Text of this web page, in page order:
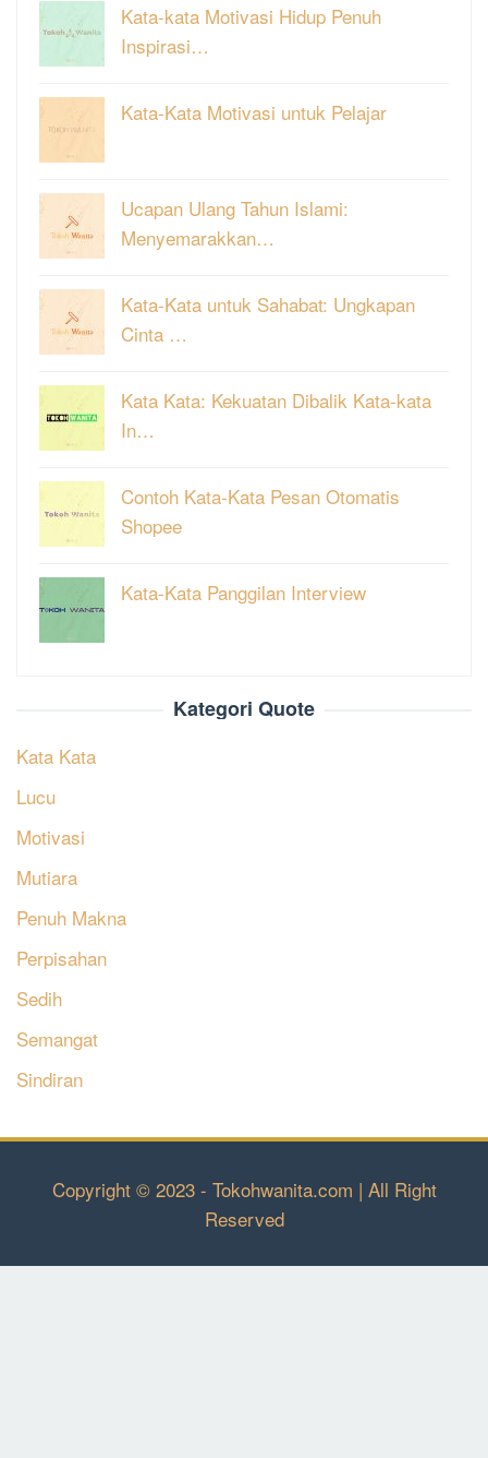
Kata-kata Motivasi Hidup Penuh
Inspirasi…
Kata-Kata Motivasi untuk Pelajar
Ucapan Ulang Tahun Islami:
Menyemarakkan…
Kata-Kata untuk Sahabat: Ungkapan
Cinta …
Kata Kata: Kekuatan Dibalik Kata-kata
In…
Contoh Kata-Kata Pesan Otomatis
Shopee
Kata-Kata Panggilan Interview
Kategori Quote
Kata Kata
Lucu
Motivasi
Mutiara
Penuh Makna
Perpisahan
Sedih
Semangat
Sindiran
Copyright © 2023 - Tokohwanita.com | All Right
Reserved